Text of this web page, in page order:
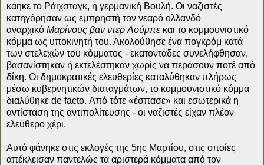
κάηκε το Ράιχσταγκ, η γερμανική Βουλή. Οι ναζιστές
κατηγόρησαν ως εμπρηστή τον νεαρό ολλανδό
αναρχικό Μαρίνους βαν ντερ Λούμπε και το κομμουνιστικό
κόμμα ως υποκινητή του. Ακολούθησε ένα πογκρόμ κατά
των στελεχών του κόμματος - εκατοντάδες συνελήφθησαν,
βασανίστηκαν ή εκτελέστηκαν χωρίς να περάσουν ποτέ από
δίκη. Οι δημοκρατικές ελευθερίες καταλύθηκαν πλήρως
μέσω κυβερνητικών διαταγμάτων, το κομμουνιστικό κόμμα
διαλύθηκε de facto. Από τότε «έσπασε» και εσωτερικά η
αντίσταση της αντιπολίτευσης - οι ναζιστές είχαν πλέον
ελεύθερο χέρι.
Αυτό φάνηκε στις εκλογές της 5ης Μαρτίου, στις οποίες
απέκλεισαν παντελώς τα αριστερά κόμματα από τον